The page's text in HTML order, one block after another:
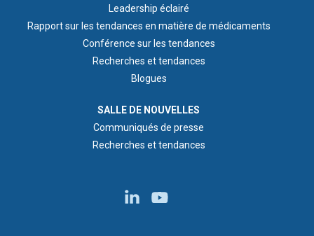
Leadership éclairé
Rapport sur les tendances en matière de médicaments
Conférence sur les tendances
Recherches et tendances
Blogues
SALLE DE NOUVELLES
Communiqués de presse
Recherches et tendances